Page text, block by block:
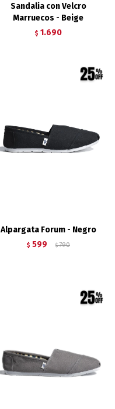
Sandalia con Velcro
Marruecos - Beige
$ 1.690
Alpargata Forum - Negro
$ 599 $ 790